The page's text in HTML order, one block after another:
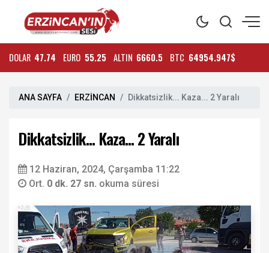
DOLAR 47.74 EURO 55.25 ALTIN 6660.5 BTC 64954.947$
ANA SAYFA ERZİNCAN Dikkatsizlik... Kaza... 2 Yaralı
Dikkatsizlik... Kaza... 2 Yaralı
12 Haziran, 2024, Çarşamba 11:22
Ort. 0 dk. 27 sn. okuma süresi